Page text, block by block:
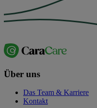
Über uns
Das Team & Karriere
Kontakt